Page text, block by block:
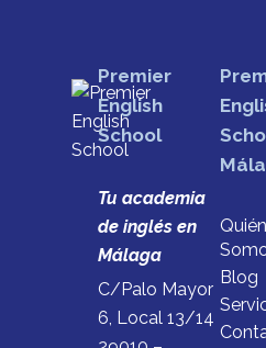
Premier
English
School
Tu academia
de inglés en
Málaga
C/Palo Mayor
6, Local 13/14
Blog